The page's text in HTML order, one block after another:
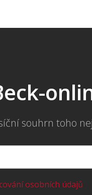
souhrn toho
osobních údajů